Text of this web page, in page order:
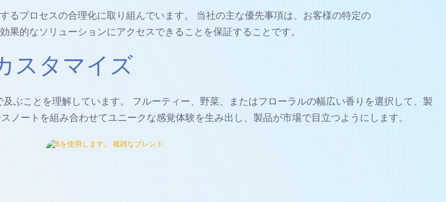
るプロセスの合理化に取り組んでいます。 当社の主な優先事項は、お客様の特定の
的なソリューションにアクセスできることを保証することです。
スタマイズ
ぶことを理解しています。 フルーティー、野菜、またはフローラルの幅広い香りを選択して、製
ートを組み合わせてユニークな感覚体験を生み出し、製品が市場で目立つようにします。